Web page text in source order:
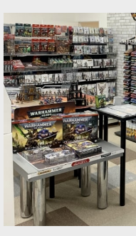
CHAOS：ワールドイーター
CHAOS：サウザンド・サン
CHAOS：デスガード
CHAOS：ケイオスナイト
XENOS：リーグ・オヴ・ヴ
XENOS：アエルダリ
XENOS：デュカーリ
XENOS：オルク